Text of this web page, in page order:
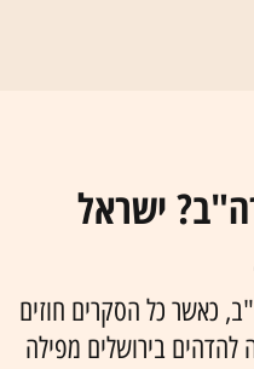
ישראל
כאשר כל הסקרים חוזים
בירושלים מפילה